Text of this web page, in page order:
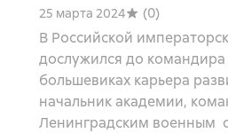
25 марта 2024
(0)
В Российской
дослужился до
большевиках карьера
начальник академии,
Ленинградским военным